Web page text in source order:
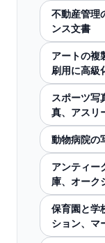
不動産管理
ンス文書
アートの複
刷用に高級
スポーツ写
真、アスリ
動物病院の
アンティー
庫、オーク
保育園と学
ション、マ